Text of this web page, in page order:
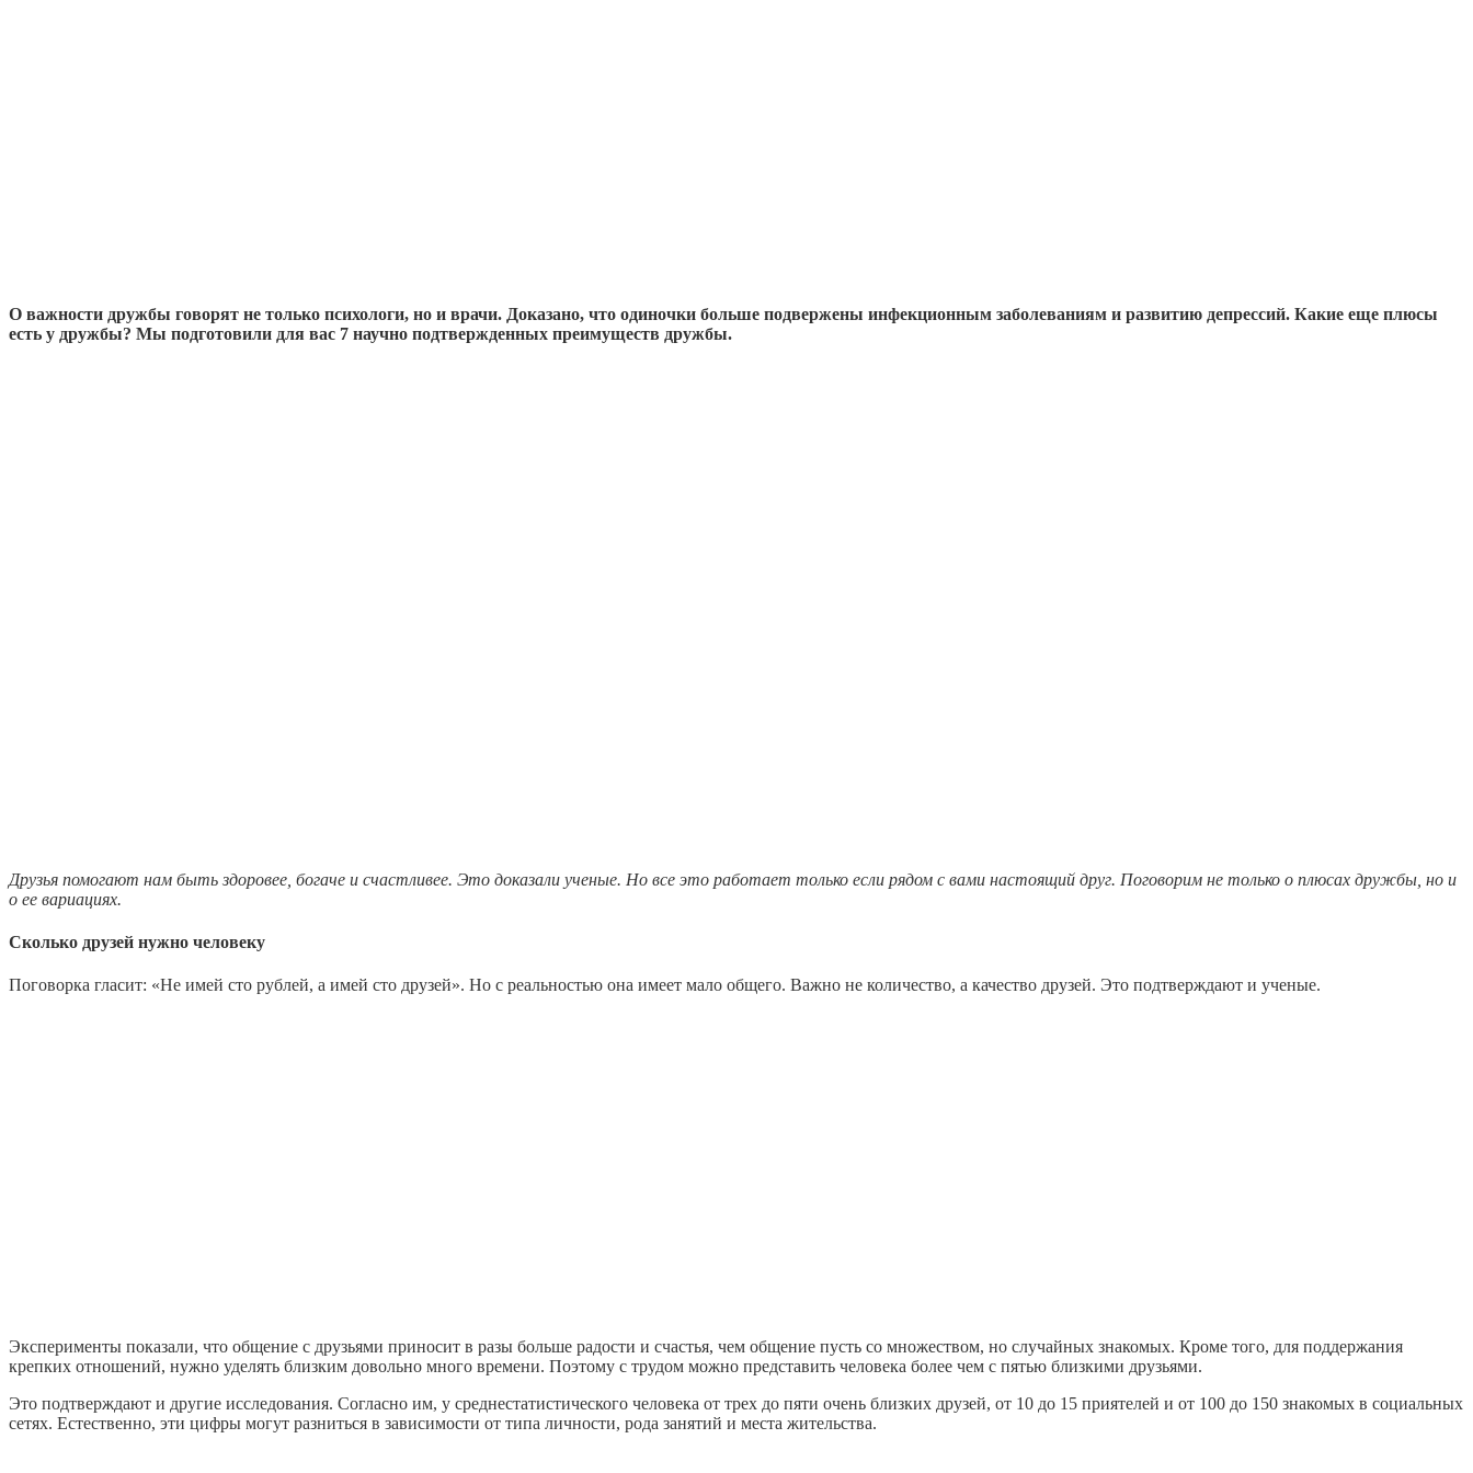
О важности дружбы говорят не только психологи, но и врачи. Доказано, что одиночки больше подвержены инфекционным заболеваниям и развитию депрессий. Какие еще плюсы
есть у дружбы? Мы подготовили для вас 7 научно подтвержденных преимуществ дружбы.
Друзья помогают нам быть здоровее, богаче и счастливее. Это доказали ученые. Но все это работает только если рядом с вами настоящий друг. Поговорим не только о плюсах дружбы, но и
о ее вариациях.
Сколько друзей нужно человеку
Поговорка гласит: «Не имей сто рублей, а имей сто друзей». Но с реальностью она имеет мало общего. Важно не количество, а качество друзей. Это подтверждают и ученые.
Эксперименты показали, что общение с друзьями приносит в разы больше радости и счастья, чем общение пусть со множеством, но случайных знакомых. Кроме того, для поддержания
крепких отношений, нужно уделять близким довольно много времени. Поэтому с трудом можно представить человека более чем с пятью близкими друзьями.
Это подтверждают и другие исследования. Согласно им, у среднестатистического человека от трех до пяти очень близких друзей, от 10 до 15 приятелей и от 100 до 150 знакомых в социальных
сетях. Естественно, эти цифры могут разниться в зависимости от типа личности, рода занятий и места жительства.